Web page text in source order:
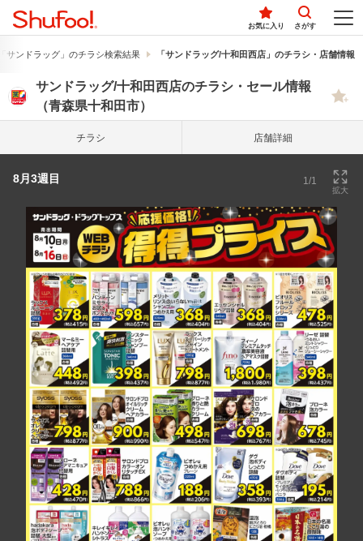
お気に入り さがす
サンドラッグ」のチラシ検索結果 「サンドラッグ/十和田西店」のチラシ・店舗情報
サンドラッグ/十和田西店のチラシ・セール情報
（青森県十和田市）
チラシ 店舗詳細
8月3週目 1/1
拡大